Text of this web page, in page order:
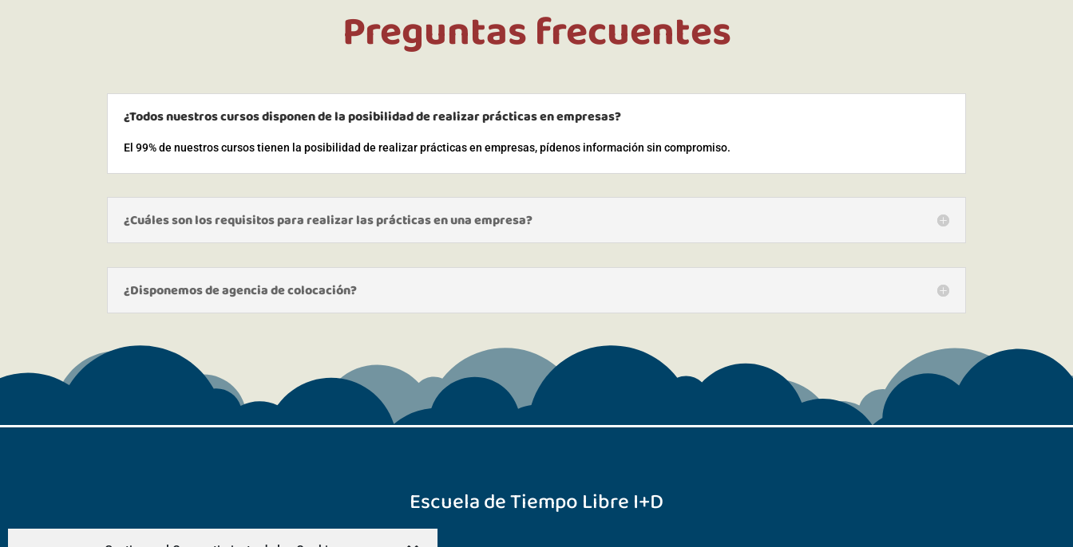
Preguntas frecuentes
¿Todos nuestros cursos disponen de la posibilidad de realizar prácticas en empresas?
El 99% de nuestros cursos tienen la posibilidad de realizar prácticas en empresas, pídenos información sin compromiso.
¿Cuáles son los requisitos para realizar las prácticas en una empresa?
¿Disponemos de agencia de colocación?
Escuela de Tiempo Libre I+D